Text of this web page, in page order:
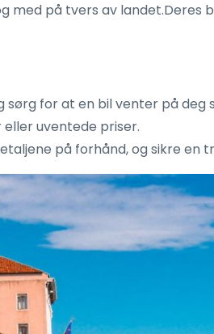
med på tvers av
sørg for at en bil venter på deg
eller uventede priser.
på forhånd, og sikre en